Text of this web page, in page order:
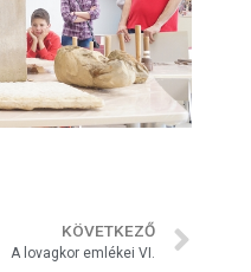
KÖVETKEZŐ
A lovagkor emlékei VI.